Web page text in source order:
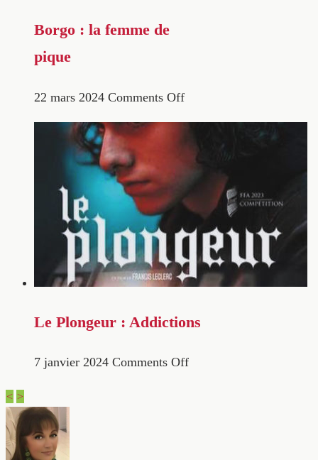
Borgo : la femme de
pique
22 mars 2024 Comments Off
Le Plongeur : Addictions
7 janvier 2024 Comments Off
< >